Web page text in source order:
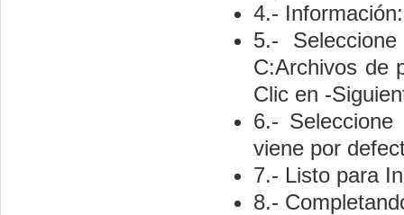
4.-
5.-
C:Archivos de
Clic en -
6.-
viene por
7.- Listo para
8.-